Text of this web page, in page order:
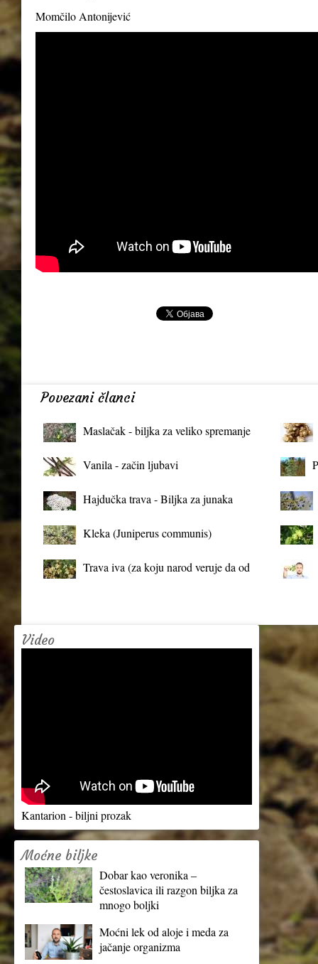
Momčilo Antonijević
Povezani članci
Maslačak - biljka za veliko spremanje
Vanila - začin ljubavi
Hajdučka trava - Biljka za junaka
Kleka (Juniperus communis)
Trava iva (za koju narod veruje da od
Video
Kantarion - biljni prozak
Moćne biljke
Dobar kao veronika –
čestoslavica ili razgon biljka za
mnogo boljki
Moćni lek od aloje i meda za
jačanje organizma